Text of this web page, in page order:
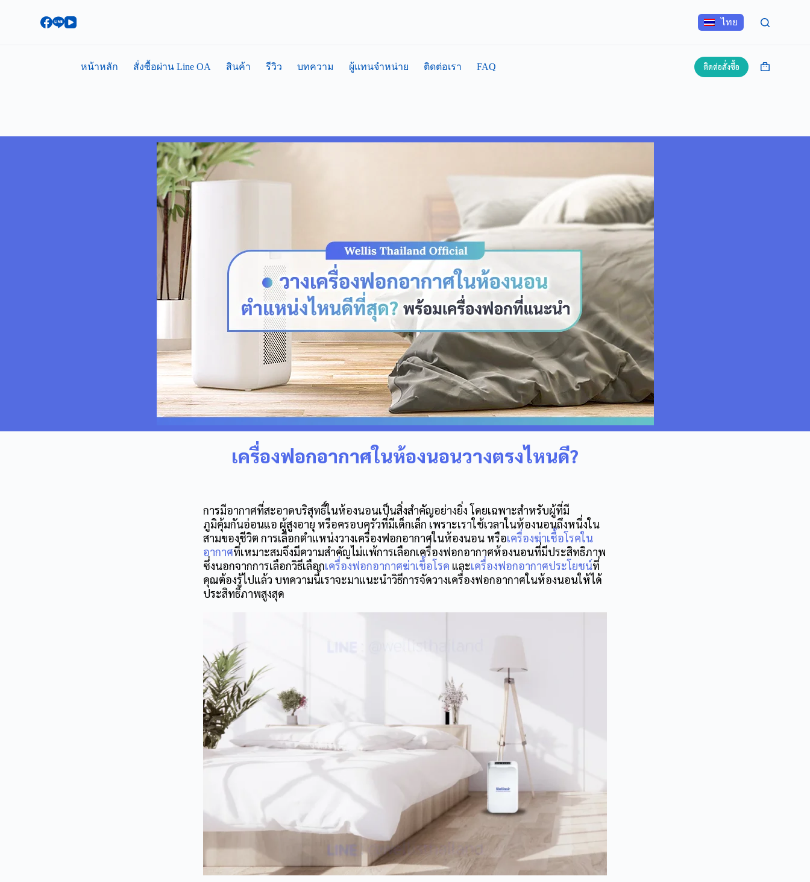
ไทย
หน้าหลัก สั่งซื้อผ่าน Line OA สินค้า รีวิว บทความ ผู้แทนจำหน่าย ติดต่อเรา FAQ ติดต่อสั่งซื้อ
เครื่องฟอกอากาศในห้องนอนวางตรงไหนดี?
การมีอากาศที่สะอาดบริสุทธิ์ในห้องนอนเป็นสิ่งสำคัญอย่างยิ่ง โดยเฉพาะสำหรับผู้ที่มี
ภูมิคุ้มกันอ่อนแอ ผู้สูงอายุ หรือครอบครัวที่มีเด็กเล็ก เพราะเราใช้เวลาในห้องนอนถึงหนึ่งใน
สามของชีวิต การเลือกตำแหน่งวางเครื่องฟอกอากาศในห้องนอน หรือเครื่องฆ่าเชื้อโรคใน
อากาศที่เหมาะสมจึงมีความสำคัญไม่แพ้การเลือกเครื่องฟอกอากาศห้องนอนที่มีประสิทธิภาพ
ซึ่งนอกจากการเลือกวิธีเลือกเครื่องฟอกอากาศฆ่าเชื้อโรค และเครื่องฟอกอากาศประโยชน์ที่
คุณต้องรู้ไปแล้ว บทความนี้เราจะมาแนะนำวิธีการจัดวางเครื่องฟอกอากาศในห้องนอนให้ได้
ประสิทธิภาพสูงสุด